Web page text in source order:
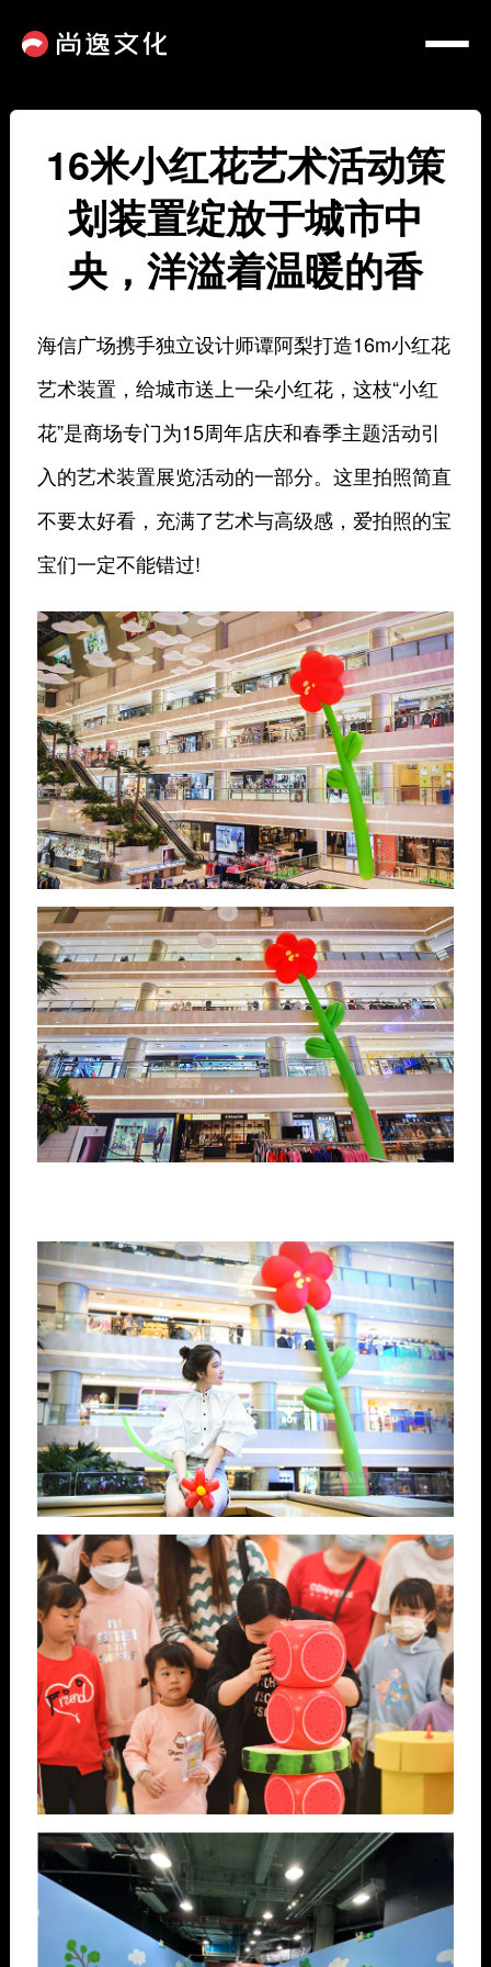
16米小红花艺术活动策
划装置绽放于城市中
央，洋溢着温暖的香
海信广场携手独立设计师谭阿梨打造16m小红花
艺术装置，给城市送上一朵小红花，这枝“小红
花”是商场专门为15周年店庆和春季主题活动引
入的艺术装置展览活动的一部分。这里拍照简直
不要太好看，充满了艺术与高级感，爱拍照的宝
宝们一定不能错过!